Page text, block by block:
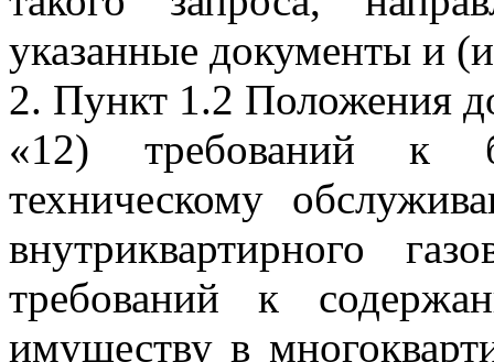
указанные документы и
2. Пункт 1.2 Положения
«12) требований к
техническому
внутриквартирного
требований к
имуществу в